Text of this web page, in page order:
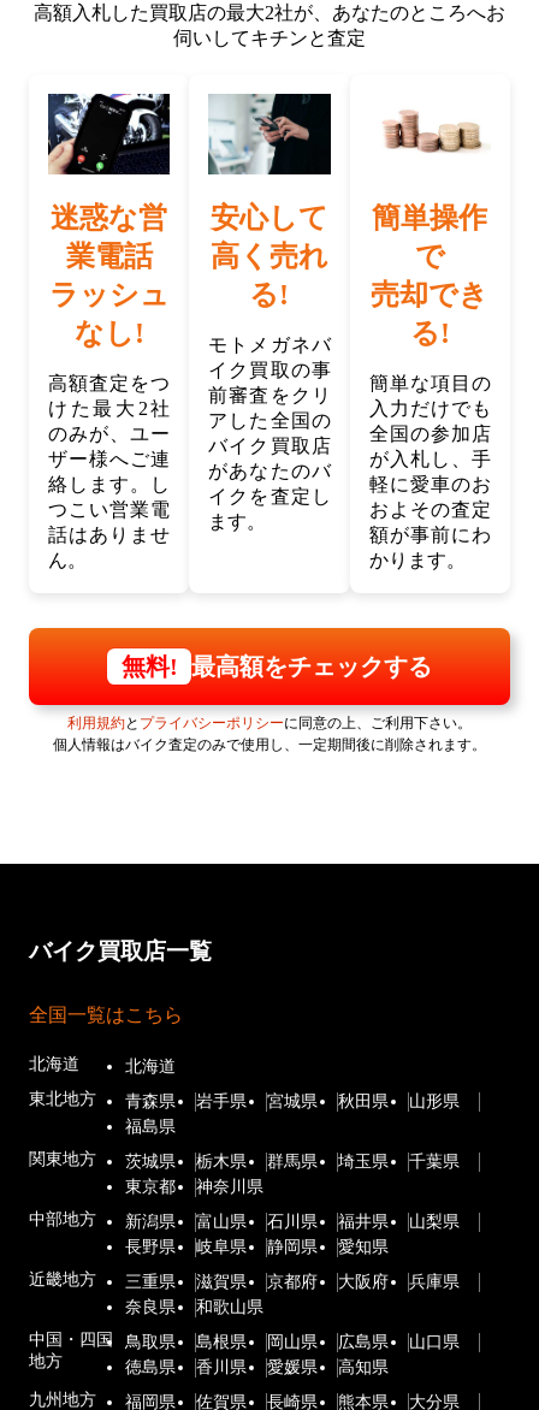
高額入札した買取店の最大2社が、 あなたのところへお
伺いしてキチンと査定
迷惑な営
業電話
ラッシュ
なし!
高額査定をつ
けた最大2社
のみが、ユー
ザー様へご連
絡します。し
つこい営業電
話はありませ
ん。
安心して
高く売れ
る!
モトメガネバ
イク買取の事
前審査をクリ
アした全国の
バイク買取店
があなたのバ
イクを査定し
ます。
簡単操作
で
売却でき
る!
簡単な項目の
入力だけでも
全国の参加店
が入札し、手
軽に愛車のお
およその査定
額が事前にわ
かります。
無料! 最高額をチェックする
利用規約と プライバシーポリシーに同意の上、ご利用下さい。
個人情報はバイク査定のみで使用し、一定期間後に削除されます。
バイク買取店一覧
全国一覧はこちら
北海道
北海道
東北地方
青森県 岩手県 宮城県 秋田県
山形県
福島県
関東地方
茨城県 栃木県 群馬県 埼玉県
千葉県
東京都
神奈川県
中部地方
新潟県 富山県 石川県 福井県
山梨県
長野県
岐阜県 静岡県
愛知県
近畿地方
三重県 滋賀県 京都府 大阪府
兵庫県
奈良県
和歌山県
中国・四国
地方
鳥取県 島根県 岡山県 広島県
山口県
徳島県
香川県 愛媛県
高知県
九州地方
福岡県 佐賀県 長崎県 熊本県 大分県